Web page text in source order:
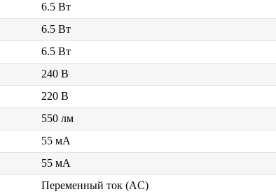
6.5 Вт
6.5 Вт
6.5 Вт
240 В
220 В
550 лм
55 мА
55 мА
Переменный ток (AC)